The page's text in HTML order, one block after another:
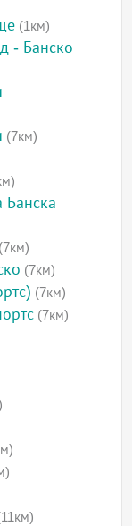
(1км)
- Банско
(7км)
Банска
(7км)
(7км)
(7км)
(7км)